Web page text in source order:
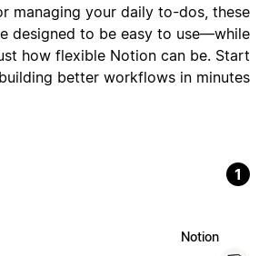
managing your daily to-dos, these
designed to be easy to use—while
how flexible Notion can be. Start
building better workflows in minutes.
1
Notion